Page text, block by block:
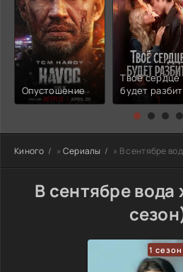
Опустошение
Твоё сердце
будет
Киного » Сериалы » В сентябре
В сентябре вода
1